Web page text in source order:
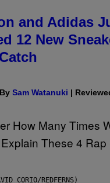
and Adidas
12 New
By Sam Watanuki |
CORIO/REDFERNS)